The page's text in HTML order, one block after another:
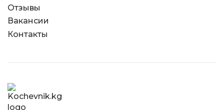
Отзывы
Вакансии
Контакты